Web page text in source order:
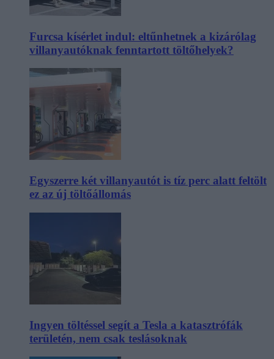
Furcsa kísérlet indul: eltűnhetnek a kizárólag
villanyautóknak fenntartott töltőhelyek?
Egyszerre két villanyautót is tíz perc alatt feltölt
ez az új töltőállomás
Ingyen töltéssel segít a Tesla a katasztrófák
területén, nem csak teslásoknak